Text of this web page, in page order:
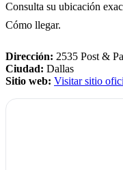
Consulta su ubicación
Cómo llegar.
Dirección: 2535 Post &
Ciudad: Dallas
Sitio web: Visitar sitio